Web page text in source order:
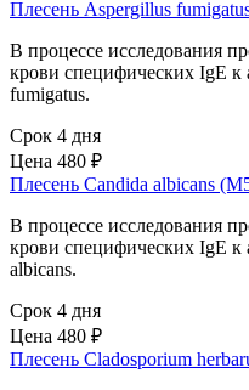
Плесень Aspergillus
В процессе исследования
крови специфических IgE к
fumigatus.
Срок 4 дня
Цена 480 ₽
Плесень Candida albicans
В процессе исследования
крови специфических IgE к
albicans.
Срок 4 дня
Цена 480 ₽
Плесень Cladosporium